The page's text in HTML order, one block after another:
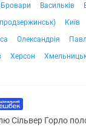
Бровари Васильків
Київ
Олександрія
Херсон
Сільвер Горло